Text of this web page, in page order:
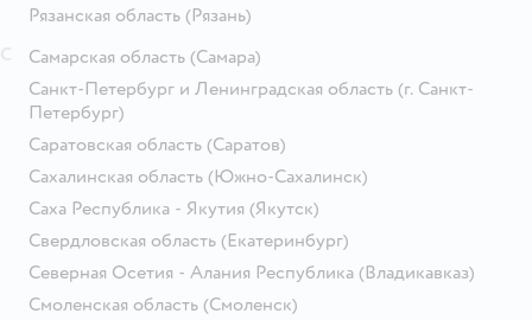
Рязанская область (Рязань)
Самарская область (Самара)
Санкт-Петербург и Ленинградская область (г. Санкт-
Петербург)
Саратовская область (Саратов)
Сахалинская область (Южно-Сахалинск)
Саха Республика - Якутия (Якутск)
Свердловская область (Екатеринбург)
Северная Осетия - Алания Республика (Владикавказ)
Смоленская область (Смоленск)